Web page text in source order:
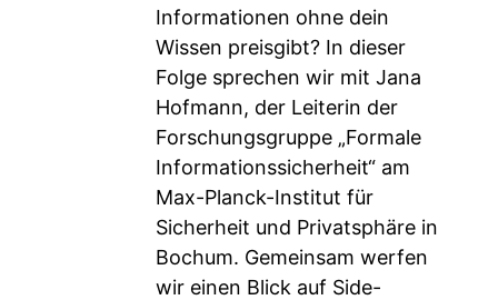
Informationen ohne dein
Wissen preisgibt? In dieser
Folge sprechen wir mit Jana
Hofmann, der Leiterin der
Forschungsgruppe „Formale
Informationssicherheit“ am
Max-Planck-Institut für
Sicherheit und Privatsphäre in
Bochum. Gemeinsam werfen
wir einen Blick auf Side-